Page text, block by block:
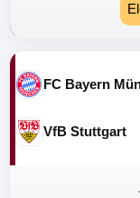
FC Bayern
VfB Stuttgart